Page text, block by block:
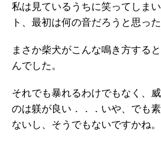
私は見ているうちに笑ってしま
ト、最初は何の音だろうと思った
まさか柴犬がこんな鳴き方する
んでした。
それでも暴れるわけでもなく、
のは躾が良い．．．いや、でも
ないし、そうでもないですかね。